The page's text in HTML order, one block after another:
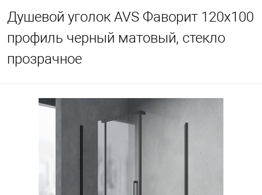
Душевой уголок AVS Фаворит 120x100
профиль черный матовый, стекло
прозрачное